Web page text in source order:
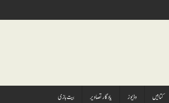
کتابيں وڈيوز يادگار تصاوير بیت بازی